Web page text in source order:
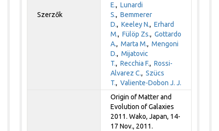
Szerzők
E.,Lunardi
S.,Bemmerer
D.,Keeley N.,Erhard
M.,Fülöp Zs.,Gottardo
A.,Marta M.,Mengoni
D.,Mijatovic
T.,Recchia F.,Rossi-
Alvarez C.,Szücs
T.,Valiente-Dobon J. J.
Origin of Matter and
Evolution of Galaxies
2011. Wako, Japan, 14-
17 Nov., 2011.